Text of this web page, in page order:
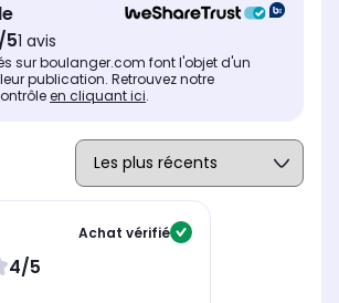
51 avis
sur boulanger.com font l'objet d'un
publication. Retrouvez notre
en cliquant ici.
Achat vérifié
4/5